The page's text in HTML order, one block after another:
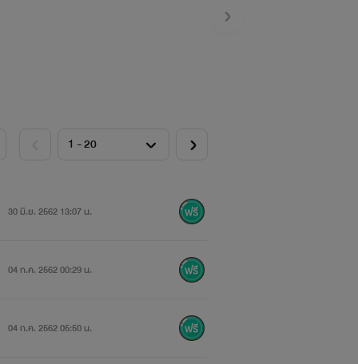
30 มิ.ย. 2562 13:07 น.
04 ก.ค. 2562 00:29 น.
04 ก.ค. 2562 05:50 น.